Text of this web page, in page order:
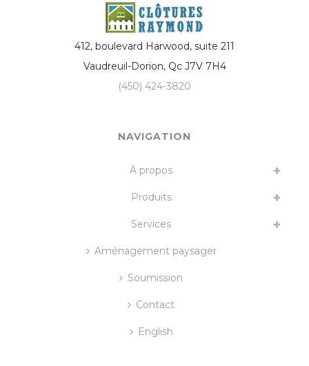
412, boulevard Harwood, suite 211
Vaudreuil-Dorion, Qc J7V 7H4
(450) 424-3820
NAVIGATION
À propos
Produits
Services
Aménagement paysager
Soumission
Contact
English